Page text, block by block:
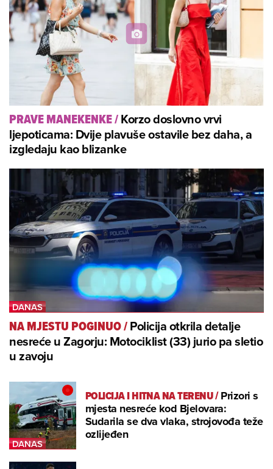
PRAVE MANEKENKE/Korzo doslovno vrvi
ljepoticama: Dvije plavuše ostavile bez daha, a
izgledaju kao blizanke
NA MJESTU POGINUO/Policija otkrila detalje
nesreće u Zagorju: Motociklist (33) jurio pa sletio
u zavoju
POLICIJA I HITNA NA TERENU/Prizori s
mjesta nesreće kod Bjelovara:
Sudarila se dva vlaka, strojovođa teže
ozlijeđen